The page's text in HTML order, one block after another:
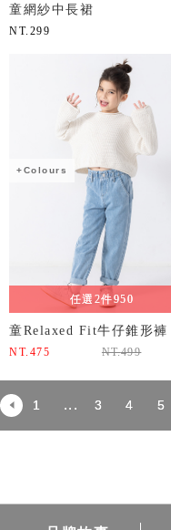
童網紗中長裙
NT. 299
+Colours
任選2件950
童Relaxed Fit牛仔錐形褲
NT. 475 NT.499
1 ... 3 4 5